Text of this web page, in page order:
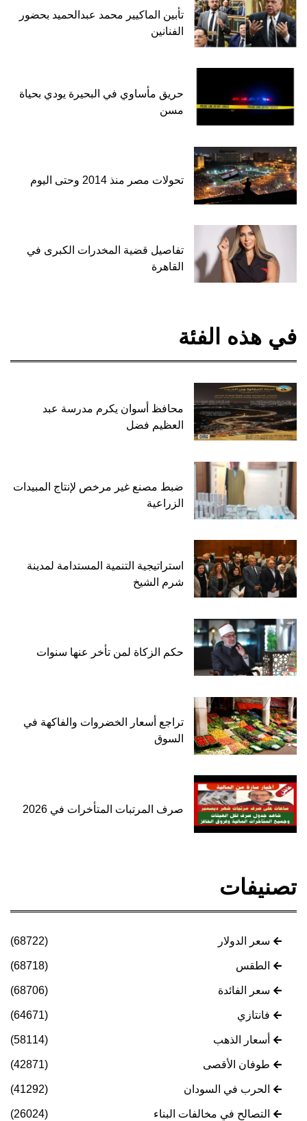
تأبين الماكيير محمد عبدالحميد بحضور
الفنانين
حريق مأساوي في البحيرة يودي بحياة
مسن
تحولات مصر منذ 2014 وحتى اليوم
تفاصيل قضية المخدرات الكبرى في
القاهرة
في هذه الفئة
محافظ أسوان يكرم مدرسة عبد
العظيم فضل
ضبط مصنع غير مرخص لإنتاج المبيدات
الزراعية
استراتيجية التنمية المستدامة لمدينة
شرم الشيخ
حكم الزكاة لمن تأخر عنها سنوات
تراجع أسعار الخضروات والفاكهة في
السوق
صرف المرتبات المتأخرات في 2026
تصنيفات
سعر الدولار (68722)
الطقس (68718)
سعر الفائدة (68706)
فانتازي (64671)
أسعار الذهب (58114)
طوفان الأقصى (42871)
الحرب في السودان (41292)
التصالح في مخالفات البناء (26024)